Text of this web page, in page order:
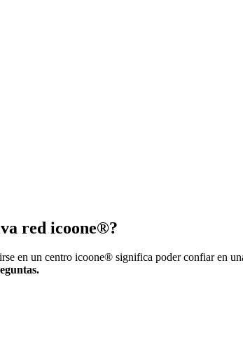
red icoone®?
en un centro icoone® significa poder confiar en